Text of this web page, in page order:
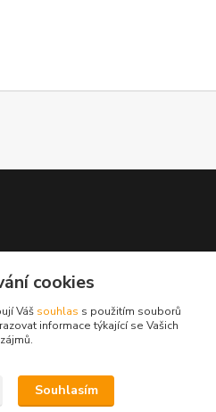
cookies
Váš souhlas s použitím souborů
informace týkající se Vašich
zájmů.
Souhlasím